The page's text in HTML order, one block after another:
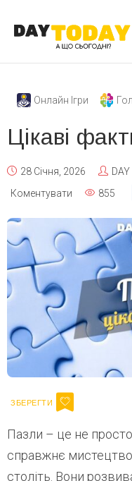
Онлайн Ігри
Цікаві
28 Січня, 2026
Коментувати
855
Пазли – це не
справжнє
століть. Вони